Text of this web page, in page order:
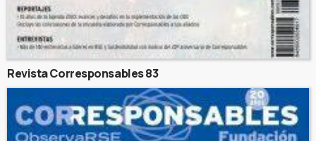
Revista Corresponsables 83